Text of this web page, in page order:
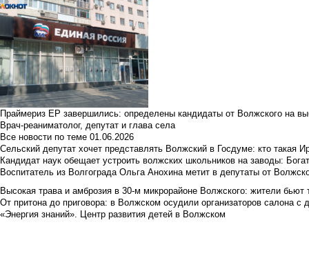
Праймериз ЕР завершились: определены кандидаты от Волжского на
Врач-реаниматолог, депутат и глава села
Все новости по теме 01.06.2026
Сельский депутат хочет представлять Волжский в Госдуме: кто такая
Кандидат наук обещает устроить волжских школьников на заводы:
Воспитатель из Волгограда Ольга Анохина метит в депутаты от
Высокая трава и амброзия в 30‑м микрорайоне Волжского: жители бьют
От притона до приговора: в Волжском осудили организаторов салона с
«Энергия знаний». Центр развития детей в Волжском